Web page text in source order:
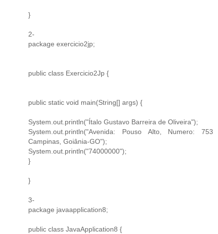
}
2-
package exercicio2jp;
public class Exercicio2Jp {
public static void main(String[] args) {
System.out.println("Ítalo Gustavo Barreira de Oliveira");
System.out.println("Avenida: Pouso Alto, Numero: 753
Campinas, Goiânia-GO");
System.out.println("74000000");
}
}
3-
package javaapplication8;
public class JavaApplication8 {